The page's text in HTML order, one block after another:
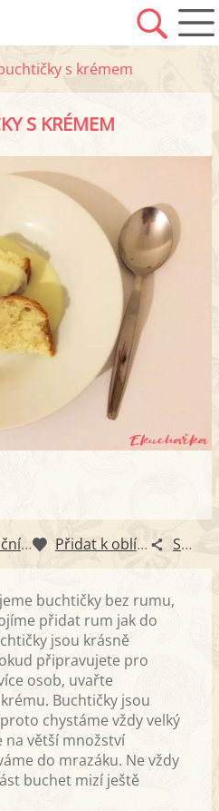
s krémem
S KRÉMEM
Zapsat do nutričního diáře Přidat k oblíbeným Sdílet
buchtičky bez rumu,
přidat rum jak do
jsou krásně
připravujete pro
osob, uvařte
Buchtičky jsou
chystáme vždy velký
na větší množství
do mrazáku. Ne vždy
buchet mizí ještě